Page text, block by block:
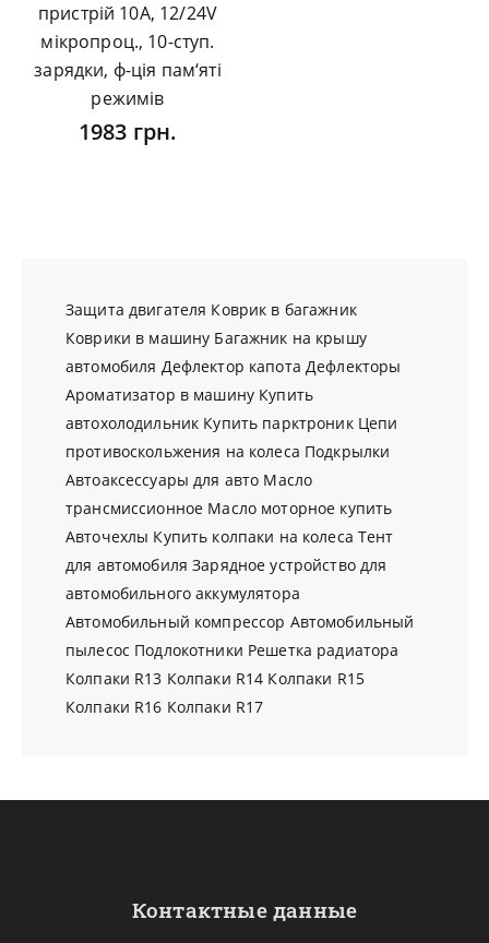
пристрій 10А, 12/24V
мікропроц., 10-ступ.
зарядки, ф-ція пам‘яті
режимів
1983 грн.
Защита двигателя Коврик в багажник
Коврики в машину Багажник на крышу
автомобиля Дефлектор капота Дефлекторы
Ароматизатор в машину Купить
автохолодильник Купить парктроник Цепи
противоскольжения на колеса Подкрылки
Автоаксессуары для авто Масло
трансмиссионное Масло моторное купить
Авточехлы Купить колпаки на колеса Тент
для автомобиля Зарядное устройство для
автомобильного аккумулятора
Автомобильный компрессор Автомобильный
пылесос Подлокотники Решетка радиатора
Колпаки R13 Колпаки R14 Колпаки R15
Колпаки R16 Колпаки R17
Контактные данные